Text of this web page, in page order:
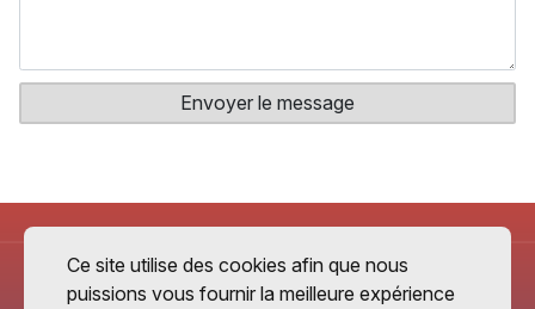
Envoyer le message
Ce site utilise des cookies afin que nous
puissions vous fournir la meilleure expérience